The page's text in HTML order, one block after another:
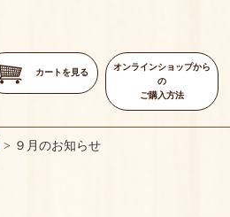
カートを見る
オンラインショップから
の
ご購入方法
> ９月のお知らせ